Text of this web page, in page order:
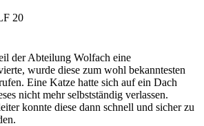
20
der Abteilung Wolfach eine
wurde diese zum wohl bekanntesten
Eine Katze hatte sich auf ein Dach
nicht mehr selbstständig verlassen.
konnte diese dann schnell und sicher zu